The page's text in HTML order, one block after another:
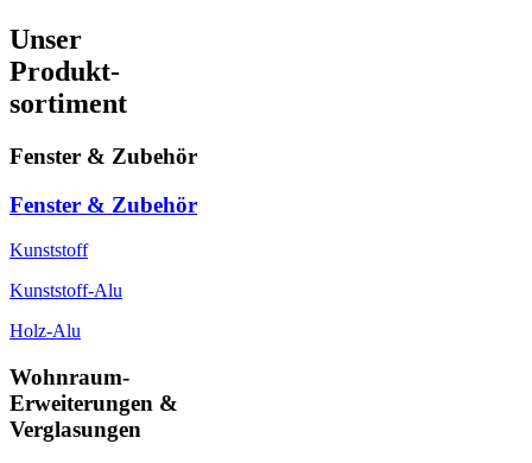
Unser
Produkt-
sortiment
Fenster & Zubehör
Fenster & Zubehör
Kunststoff
Kunststoff-Alu
Holz-Alu
Wohnraum-
Erweiterungen &
Verglasungen